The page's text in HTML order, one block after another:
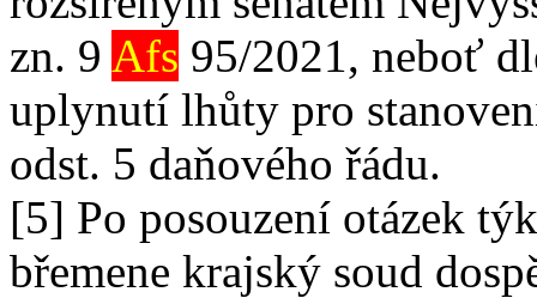
zn. 9 Afs 95/2021, neboť
uplynutí lhůty pro
odst. 5 daňového řádu.
[5] Po posouzení otázek
břemene krajský soud